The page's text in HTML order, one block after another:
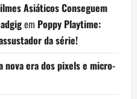
Asiáticos Conseguem
em Poppy Playtime:
da série!
nova era dos pixels e micro-